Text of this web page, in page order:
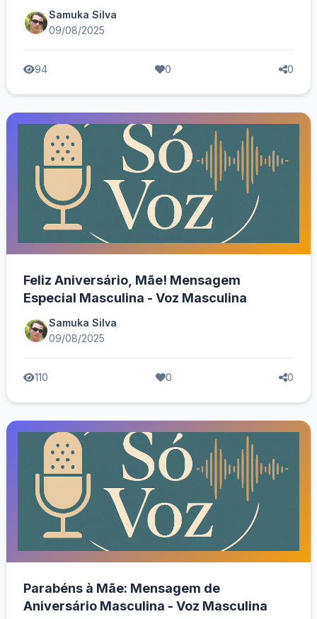
Samuka Silva
09/08/2025
94 0 0
Feliz Aniversário, Mãe! Mensagem
Especial Masculina - Voz Masculina
Samuka Silva
09/08/2025
110 0 0
Parabéns à Mãe: Mensagem de
Aniversário Masculina - Voz Masculina